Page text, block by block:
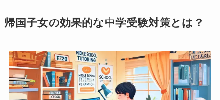
帰国子女の効果的な中学受験対策とは？